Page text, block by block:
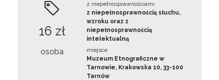
16 zł
osoba
z niepełnosprawnościami
z niepełnosprawnością słuchu,
wzroku oraz z
niepełnosprawnością
intelektualną
miejsce
Muzeum Etnograficzne w
Tarnowie, Krakowska 10, 33-100
Tarnów